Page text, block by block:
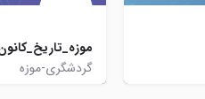
گردشگری-موزه